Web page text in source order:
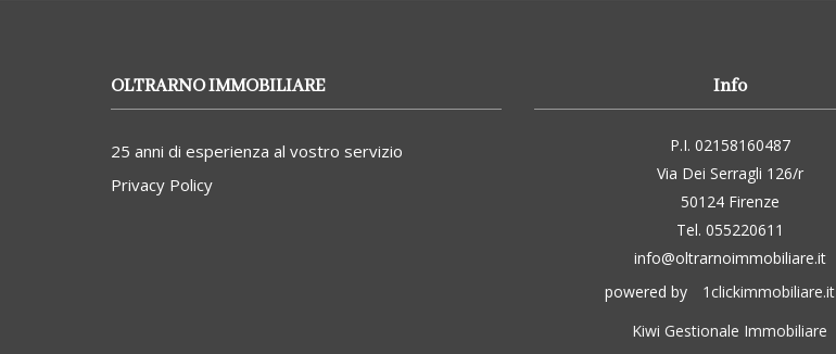
OLTRARNO IMMOBILIARE
25 anni di esperienza al vostro servizio
Privacy Policy
Info
P.I. 02158160487
Via Dei Serragli 126/r
50124 Firenze
Tel. 055220611
info@oltrarnoimmobiliare.it
powered by
1clickimmobiliare.it
Kiwi Gestionale Immobiliare